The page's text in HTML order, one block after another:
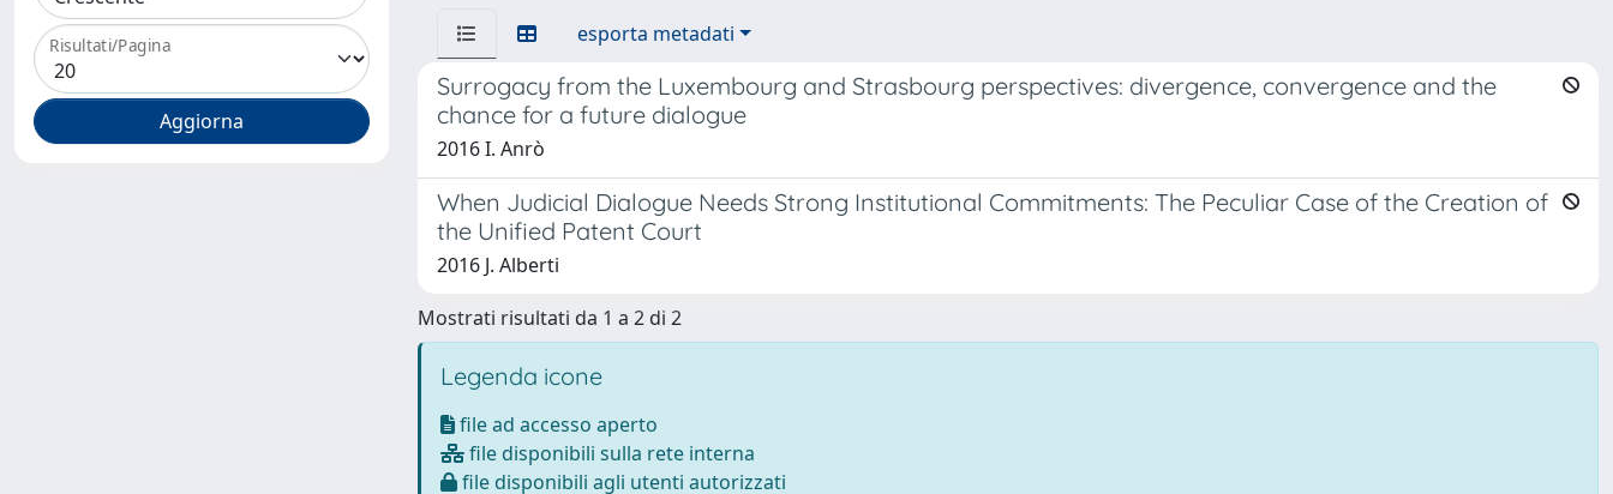
Risultati/Pagina
esporta metadati
Surrogacy from the Luxembourg and Strasbourg perspectives: divergence, convergence and the
chance for a future dialogue
2016 I. Anrò
When Judicial Dialogue Needs Strong Institutional Commitments: The Peculiar Case of the Creation of
the Unified Patent Court
2016 J. Alberti
Mostrati risultati da 1 a 2 di 2
Legenda icone
file ad accesso aperto
file disponibili sulla rete interna
file disponibili agli utenti autorizzati